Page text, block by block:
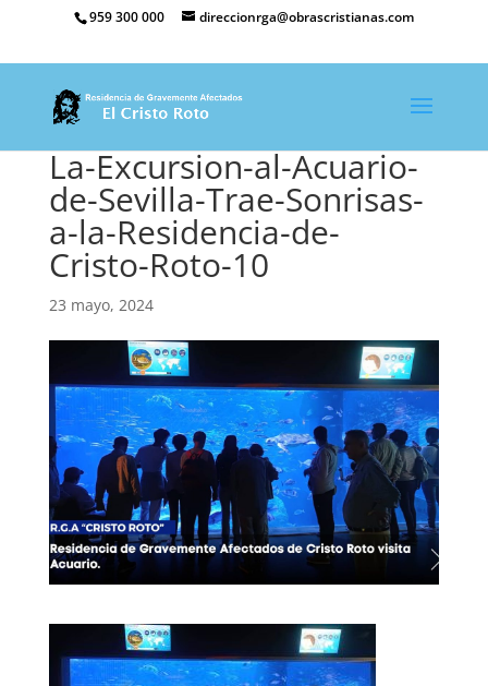
959 300 000 direccionrga@obrascristianas.com
La-Excursion-al-Acuario-
de-Sevilla-Trae-Sonrisas-
a-la-Residencia-de-
Cristo-Roto-10
23 mayo, 2024